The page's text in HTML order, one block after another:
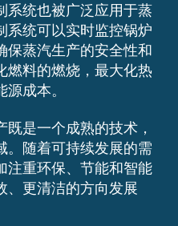
系统也被广泛应用于蒸
系统可以实时监控锅炉
保蒸汽生产的安全性和
燃料的燃烧，最大化热
成本。
是一个成熟的技术，
。随着可持续发展的需
注重环保、节能和智能
、更清洁的方向发展